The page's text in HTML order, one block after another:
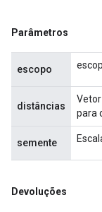
Parâmetros
escopo
distâncias
para
semente
Devoluções